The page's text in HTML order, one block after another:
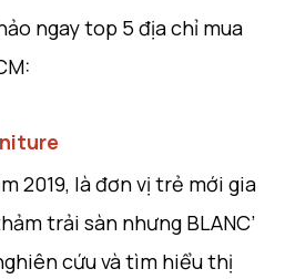
ngay top 5 địa chỉ mua
2019, là đơn vị trẻ mới gia
trải sàn nhưng BLANC’
cứu và tìm hiểu thị